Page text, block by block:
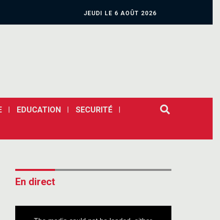
JEUDI LE 6 AOÛT 2026
EDUCATION SECURITÉ
En direct